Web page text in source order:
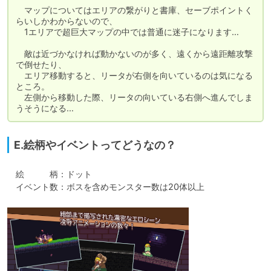
マップについてはエリアの繋がりと書庫、セーブポイントく
らいしかわからないので、
1エリアで超巨大マップの中では普通に迷子になります…
敵は近づかなければ動かないのが多く、遠くから遠距離攻撃
で倒せたり、
エリア移動すると、リータが右側を向いているのは気になる
ところ。
左側から移動した際、リータの向いている右側へ進んでしま
うそうになる…
E.絵柄やイベントってどうなの？
絵　　　柄：ドット
イベント数：ボスを含めモンスター数は20体以上